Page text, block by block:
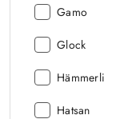
Producent:
Gamo
Producent:
Glock
Producent:
Hämmerli
Producent:
Hatsan